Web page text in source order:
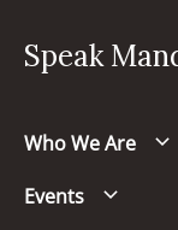
Speak
Who We Are
Events